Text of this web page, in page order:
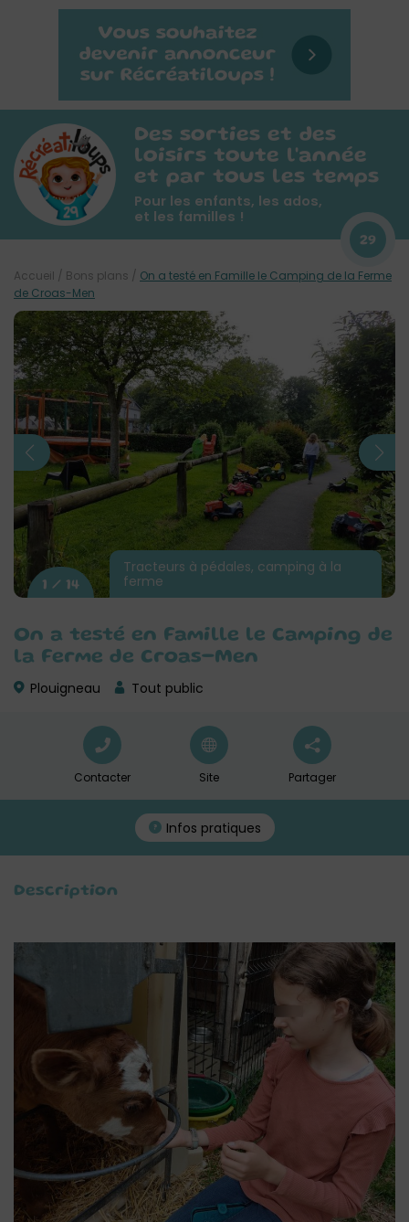
Des sorties et des
loisirs toute l'année
et par tous les temps
Pour les enfants, les ados,
et les familles !
29
On a testé en Famille le Camping de
la Ferme de Croas-Men
Plouigneau Tout public
Tracteurs à pédales, camping à la
ferme
1 / 14
Accueil / Bons plans / On a testé en Famille le Camping de la Ferme
de Croas-Men
Contacter Site Partager
Infos pratiques
Description